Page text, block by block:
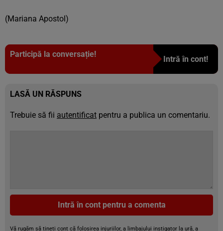
(Mariana Apostol)
Participă la conversație!
Intră în cont!
LASĂ UN RĂSPUNS
Trebuie să fii autentificat pentru a publica un comentariu.
Intră în cont pentru a comenta
Vă rugăm să țineți cont că folosirea injuriilor, a limbajului instigator la ură, a